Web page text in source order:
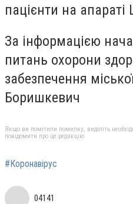
пацієнти на
За інформацією
питань охорони
забезпечення
Боришкевич
Якщо ви помітили помилку, виділіть
повідомити про це редакцію
#Коронавірус
04141